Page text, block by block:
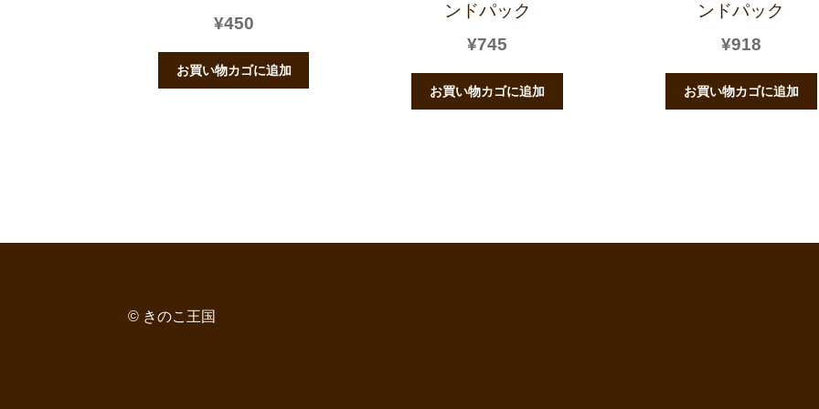
¥450
お買い物カゴに追加
ンドパック
¥745
お買い物カゴに追加
ンドパック
¥918
お買い物カゴに追加
© きのこ王国